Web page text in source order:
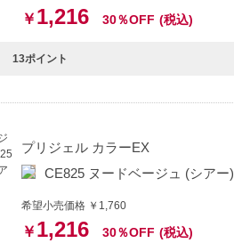
￥ 1,216 30％OFF (税込)
13ポイント
プリジェル カラーEX
CE825 ヌードベージュ (シアー)
希望小売価格 ￥1,760
￥ 1,216 30％OFF (税込)